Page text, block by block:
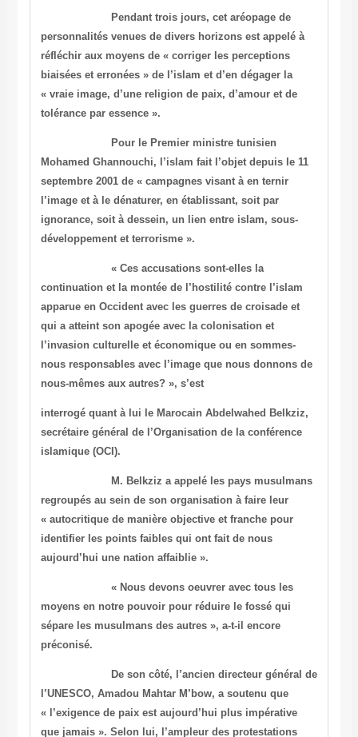
Pendant trois jours, cet aréopage de
personnalités venues dedivers horizons est appelé à
réfléchir aux moyens de « corriger les perceptions
biaisées et erronées » de l’islam et d’en dégager la
« vraie image, d’une religion de paix, d’amour et de
tolérance paressence ».
Pour le Premier ministre tunisien
Mohamed Ghannouchi, l’islam fait l’objet depuis le 11
septembre 2001 de « campagnes visant à enternir
l’image et à le dénaturer, en établissant, soit par
ignorance, soit à dessein, un lien entre islam, sous-
développementet terrorisme ».
« Ces accusations sont-elles la
continuation et la montée de l’hostilité contre l’islam
apparue en Occident avec les guerres decroisade et
qui a atteint son apogée avec la colonisation et
l’invasion culturelle et économique ou en sommes-
nous responsablesavec l’image que nous donnons de
nous-mêmes aux autres? », s’est
interrogé quant à lui le Marocain Abdelwahed Belkziz,
secrétairegénéral de l’Organisation de la conférence
islamique (OCI).
M. Belkziz a appelé les pays musulmans
regroupés au sein de sonorganisation à faire leur
« autocritique de manière objective etfranche pour
identifier les points faibles qui ont fait de nous
aujourd’hui une nation affaiblie ».
« Nous devons oeuvrer avec tous les
moyens en notre pouvoir pour réduire le fossé qui
sépare les musulmans des autres », a-t-ilencore
préconisé.
De son côté, l’ancien directeur général de
l’UNESCO, Amadou Mahtar M’bow, a soutenu que
« l’exigence de paix est aujourd’hui plus impérative
que jamais ». Selon lui, l’ampleur des protestations